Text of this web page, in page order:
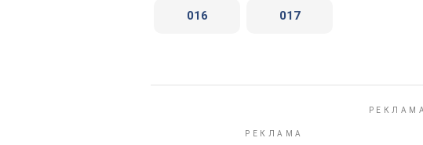
016 017